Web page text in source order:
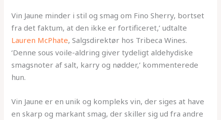
Vin Jaune minder i stil og smag om Fino Sherry, bortset
fra det faktum, at den ikke er fortificeret,’ udtalte
Lauren McPhate, Salgsdirektør hos Tribeca Wines.
‘Denne sous voile-aldring giver tydeligt aldehydiske
smagsnoter af salt, karry og nødder,’ kommenterede
hun.
Vin Jaune er en unik og kompleks vin, der siges at have
en skarp og markant smag, der skiller sig ud fra andre